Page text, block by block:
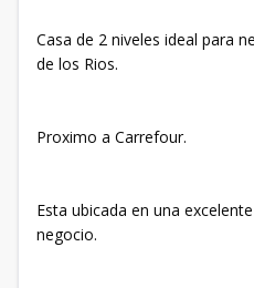
Casa de 2 niveles ideal para
de los Rios.
Proximo a Carrefour.
Esta ubicada en una
negocio.